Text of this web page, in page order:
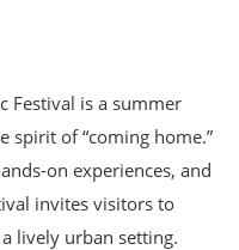
Festival is a summer
spirit of “coming home.”
on experiences, and
invites visitors to
lively urban setting.